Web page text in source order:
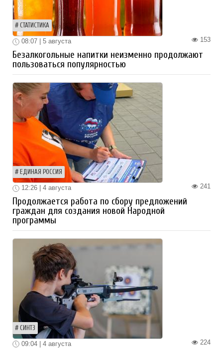
СТАТИСТИКА
153
08:07 | 5 августа
Безалкогольные напитки неизменно продолжают
пользоваться популярностью
ЕДИНАЯ РОССИЯ
241
12:26 | 4 августа
Продолжается работа по сбору предложений
граждан для создания новой Народной
программы
СИНТЗ
224
09:04 | 4 августа